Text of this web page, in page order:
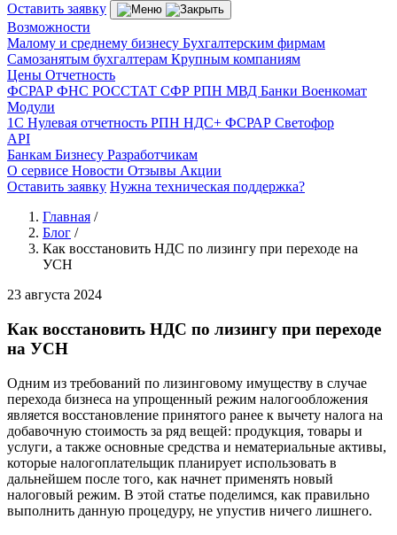
Оставить заявку
Возможности
Малому и среднему бизнесу Бухгалтерским фирмам
Самозанятым бухгалтерам Крупным компаниям
Цены Отчетность
ФСРАР ФНС РОССТАТ СФР РПН МВД Банки Военкомат
Модули
1С Нулевая отчетность РПН НДС+ ФСРАР Светофор
API
Банкам Бизнесу Разработчикам
О сервисе Новости Отзывы Акции
Оставить заявку Нужна техническая поддержка?
Главная /
Блог /
Как восстановить НДС по лизингу при переходе на
УСН
23 августа 2024
Как восстановить НДС по лизингу при переходе
на УСН
Одним из требований по лизинговому имуществу в случае
перехода бизнеса на упрощенный режим налогообложения
является восстановление принятого ранее к вычету налога на
добавочную стоимость за ряд вещей: продукция, товары и
услуги, а также основные средства и нематериальные активы,
которые налогоплательщик планирует использовать в
дальнейшем после того, как начнет применять новый
налоговый режим. В этой статье поделимся, как правильно
выполнить данную процедуру, не упустив ничего лишнего.